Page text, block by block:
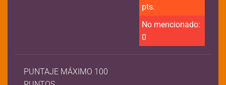
pts.
No mencionado:
0
PUNTAJE MÁXIMO 100